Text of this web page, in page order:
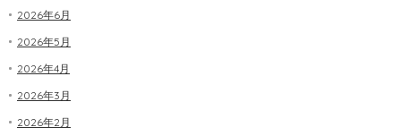
2026年6月
2026年5月
2026年4月
2026年3月
2026年2月